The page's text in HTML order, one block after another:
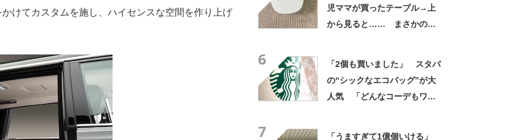
けてカスタムを施し、ハイセンスな空間を作り上げ
児ママが買ったテーブル→上
から見ると…… まさかの光
6
「2個も買いました」 スタバ
の“シックなエコバッグ”が大
人気 「どんなコーデもワン
7
「うますぎて1億個いける」